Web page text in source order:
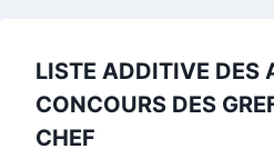
LISTE ADDITIVE DES
CONCOURS DES
CHEF